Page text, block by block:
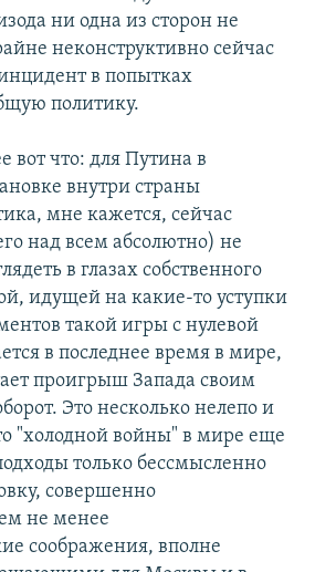
ни одна из сторон не
неконструктивно сейчас
в попытках
политику.
вот что: для Путина в
внутри страны
мне кажется, сейчас
над всем абсолютно) не
в глазах собственного
идущей на какие-то уступки
такой игры с нулевой
в последнее время в мире,
проигрыш Запада своим
Это несколько нелепо и
"холодной войны" в мире еще
только бессмысленно
совершенно
не менее
соображения, вполне